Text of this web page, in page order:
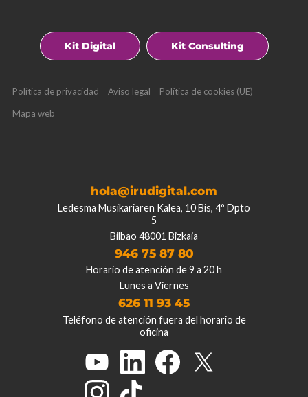
Kit Digital Kit Consulting
Política de privacidad Aviso legal
Política de cookies (UE)
Mapa web
hola@irudigital.com
Ledesma Musikariaren Kalea, 10 Bis, 4º Dpto
5
Bilbao 48001 Bizkaia
946 75 87 80
Horario de atención de 9 a 20 h
Lunes a Viernes
626 11 93 45
Teléfono de atención fuera del horario de
oficina